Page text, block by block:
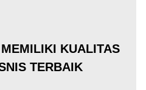
KUALITAS
TERBAIK